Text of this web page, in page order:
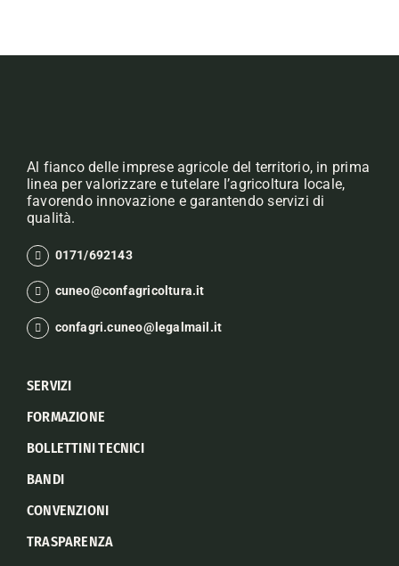
Al fianco delle imprese agricole del territorio, in prima
linea per valorizzare e tutelare l’agricoltura locale,
favorendo innovazione e garantendo servizi di
qualità.
0171/692143
cuneo@confagricoltura.it
confagri.cuneo@legalmail.it
SERVIZI
FORMAZIONE
BOLLETTINI TECNICI
BANDI
CONVENZIONI
TRASPARENZA